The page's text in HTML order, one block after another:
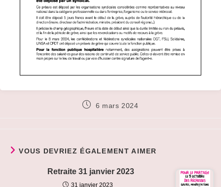
Publication
6 mars 2024
VOUS DEVRIEZ ÉGALEMENT AIMER
Retraite 31 janvier 2023
31 janvier 2023